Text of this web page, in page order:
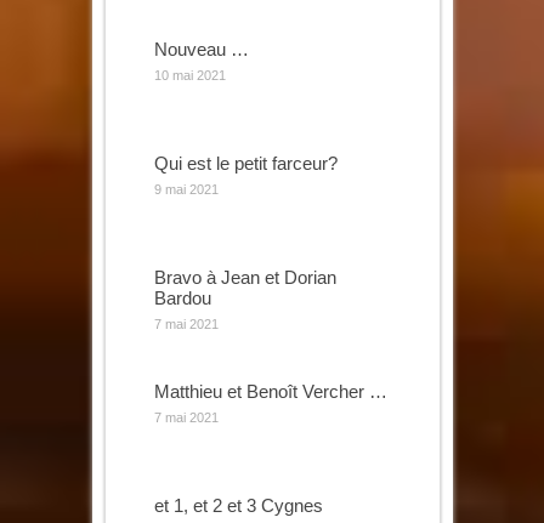
Nouveau …
10 mai 2021
Qui est le petit farceur?
9 mai 2021
Bravo à Jean et Dorian
Bardou
7 mai 2021
Matthieu et Benoît Vercher …
7 mai 2021
et 1, et 2 et 3 Cygnes